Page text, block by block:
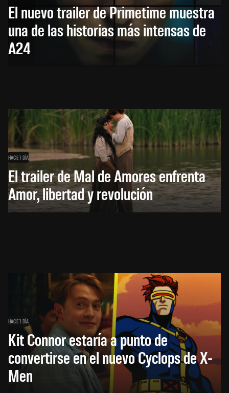
El nuevo trailer de Primetime muestra
una de las historias más intensas de
A24
HACE 1 DÍA
El trailer de Mal de Amores enfrenta
Amor, libertad y revolución
HACE 1 DÍA
Kit Connor estaría a punto de
convertirse en el nuevo Cyclops de X-
Men